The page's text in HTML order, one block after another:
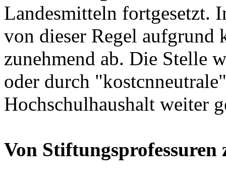
Landesmitteln fortgesetzt.
von dieser Regel aufgrund
zunehmend ab. Die Stelle
oder durch
Hochschulhaushalt weiter
Von